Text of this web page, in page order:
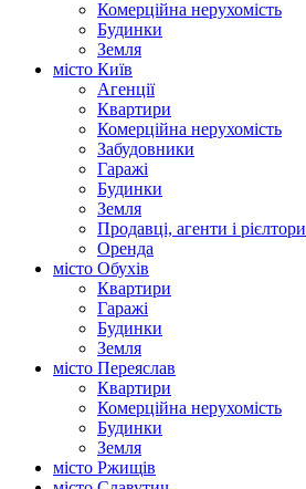
Комерційна нерухомість
Будинки
Земля
місто Київ
Агенції
Квартири
Комерційна нерухомість
Забудовники
Гаражі
Будинки
Земля
Продавці, агенти і рієлтори
Оренда
місто Обухів
Квартири
Гаражі
Будинки
Земля
місто Переяслав
Квартири
Комерційна нерухомість
Будинки
Земля
місто Ржищів